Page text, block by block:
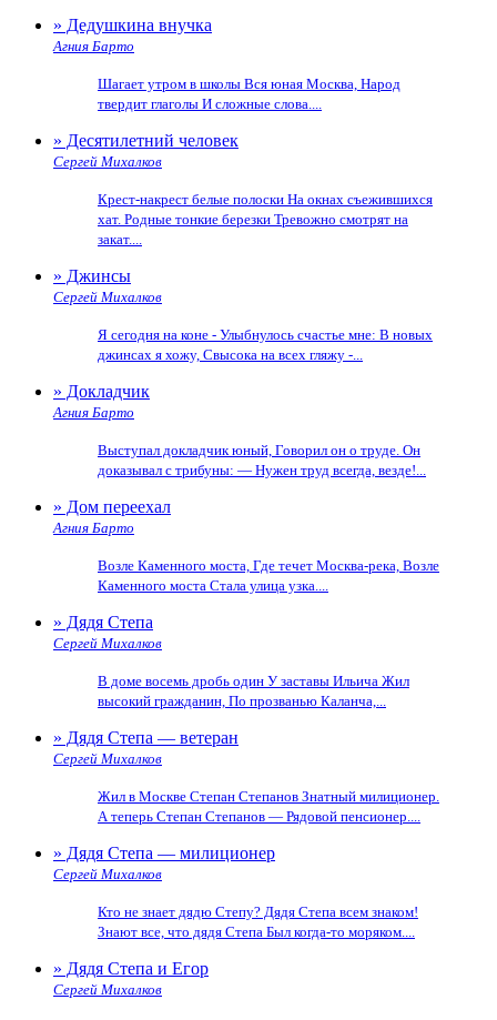
» Дедушкина внучка
Агния Барто
Шагает утром в школы Вся юная Москва, Народ
твердит глаголы И сложные слова....
» Десятилетний человек
Сергей Михалков
Крест-накрест белые полоски На окнах съежившихся
хат. Родные тонкие березки Тревожно смотрят на
закат....
» Джинсы
Сергей Михалков
Я сегодня на коне - Улыбнулось счастье мне: В новых
джинсах я хожу, Свысока на всех гляжу -...
» Докладчик
Агния Барто
Выступал докладчик юный, Говорил он о труде. Он
доказывал с трибуны: — Нужен труд всегда, везде!...
» Дом переехал
Агния Барто
Возле Каменного моста, Где течет Москва-река, Возле
Каменного моста Стала улица узка....
» Дядя Степа
Сергей Михалков
В доме восемь дробь один У заставы Ильича Жил
высокий гражданин, По прозванью Каланча,...
» Дядя Степа — ветеран
Сергей Михалков
Жил в Москве Степан Степанов Знатный милиционер.
А теперь Степан Степанов — Рядовой пенсионер....
» Дядя Степа — милиционер
Сергей Михалков
Кто не знает дядю Степу? Дядя Степа всем знаком!
Знают все, что дядя Степа Был когда-то моряком....
» Дядя Степа и Егор
Сергей Михалков